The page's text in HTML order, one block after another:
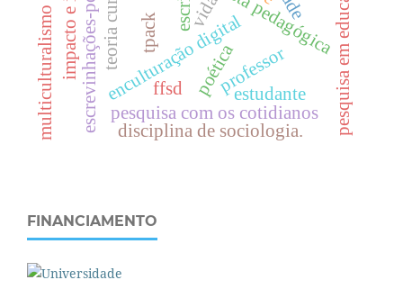
enculturação digital pesquisa em educação
escrevinhações-poéticas pesquisa com os cotidianos
tpack
poética
ffsd
vida
professor
disciplina de sociologia.
estudante
multiculturalismo
FINANCIAMENTO